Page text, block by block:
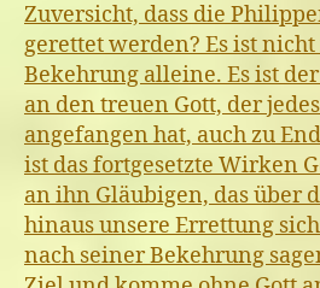
Zuversicht, dass die
gerettet werden? Es ist
Bekehrung alleine. Es ist
an den treuen Gott, der
angefangen hat, auch zu
ist das fortgesetzte Wirken
an ihn Gläubigen, das über
hinaus unsere Errettung
nach seiner Bekehrung